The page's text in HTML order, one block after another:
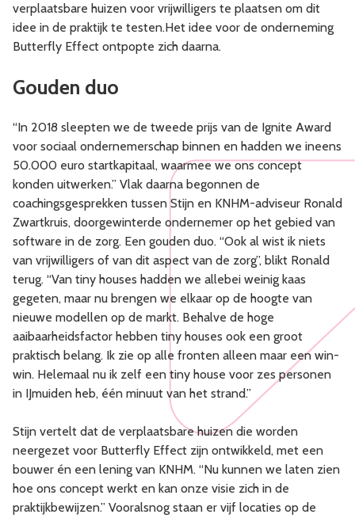
verplaatsbare huizen voor vrijwilligers te plaatsen om dit
idee in de praktijk te testen.Het idee voor de onderneming
Butterfly Effect ontpopte zich daarna.
Gouden duo
“In 2018 sleepten we de tweede prijs van de Ignite Award
voor sociaal ondernemerschap binnen en hadden we ineens
50.000 euro startkapitaal, waarmee we ons concept
konden uitwerken.” Vlak daarna begonnen de
coachingsgesprekken tussen Stijn en KNHM-adviseur Ronald
Zwartkruis, doorgewinterde ondernemer op het gebied van
software in de zorg. Een gouden duo. “Ook al wist ik niets
van vrijwilligers of van dit aspect van de zorg”, blikt Ronald
terug. “Van tiny houses hadden we allebei weinig kaas
gegeten, maar nu brengen we elkaar op de hoogte van
nieuwe modellen op de markt. Behalve de hoge
aaibaarheidsfactor hebben tiny houses ook een groot
praktisch belang. Ik zie op alle fronten alleen maar een win-
win. Helemaal nu ik zelf een tiny house voor zes personen
in IJmuiden heb, één minuut van het strand.”
Stijn vertelt dat de verplaatsbare huizen die worden
neergezet voor Butterfly Effect zijn ontwikkeld, met een
bouwer én een lening van KNHM. “Nu kunnen we laten zien
hoe ons concept werkt en kan onze visie zich in de
praktijkbewijzen.” Vooralsnog staan er vijf locaties op de